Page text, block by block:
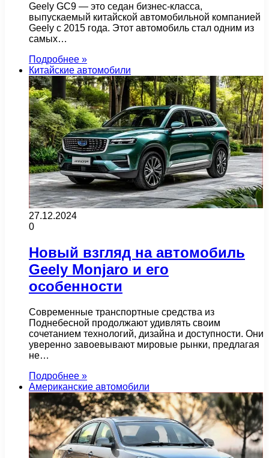
Geely GC9 — это седан бизнес-класса,
выпускаемый китайской автомобильной компанией
Geely с 2015 года. Этот автомобиль стал одним из
самых…
Подробнее »
Китайские автомобили
27.12.2024
0
Новый взгляд на автомобиль
Geely Monjaro и его
особенности
Современные транспортные средства из
Поднебесной продолжают удивлять своим
сочетанием технологий, дизайна и доступности. Они
уверенно завоевывают мировые рынки, предлагая
не…
Подробнее »
Американские автомобили